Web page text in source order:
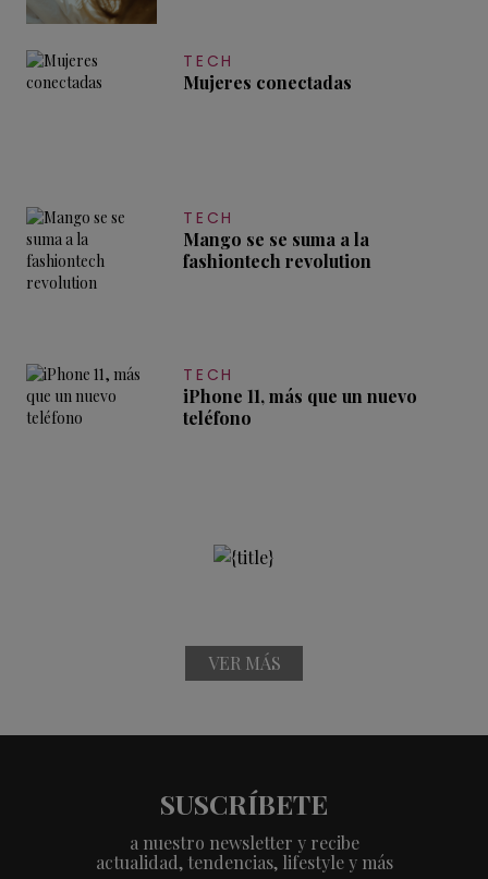
TECH
Mujeres conectadas
TECH
Mango se se suma a la
fashiontech revolution
TECH
iPhone 11, más que un nuevo
teléfono
VER MÁS
SUSCRÍBETE
a nuestro newsletter y recibe
actualidad, tendencias, lifestyle y más